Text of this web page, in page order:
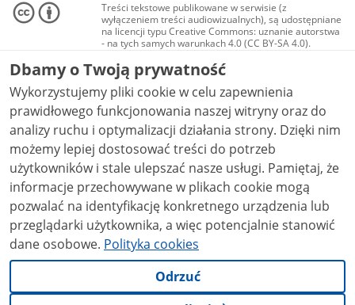
Treści tekstowe publikowane w serwisie (z
wyłączeniem treści audiowizualnych), są udostępniane
na licencji typu Creative Commons: uznanie autorstwa
- na tych samych warunkach 4.0 (CC BY-SA 4.0).
Materiały audiowizualne, w tym zdjęcia, materiały
audio i wideo, są udostępniane na licencji typu
Creative Commons: uznanie autorstwa użycie
niekomercyjne - bez utworów zależnych 4.0 (CC BY-
NC-ND 4.0), o ile nie jest to stwierdzone inaczej.
Dbamy o Twoją prywatność
Wykorzystujemy pliki cookie w celu zapewnienia
prawidłowego funkcjonowania naszej witryny oraz do
analizy ruchu i optymalizacji działania strony. Dzięki nim
możemy lepiej dostosować treści do potrzeb
użytkowników i stale ulepszać nasze usługi. Pamiętaj, że
informacje przechowywane w plikach cookie mogą
pozwalać na identyfikację konkretnego urządzenia lub
przeglądarki użytkownika, a więc potencjalnie stanowić
dane osobowe. Polityka cookies
Odrzuć